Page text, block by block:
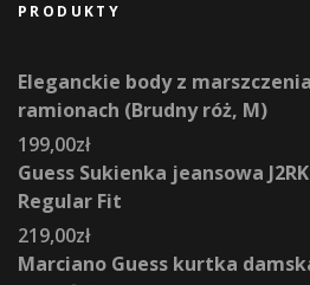
PRODUKTY
Eleganckie body z
ramionach (Brudny róż, M)
199,00zł
Guess Sukienka jeansowa
Regular Fit
219,00zł
Marciano Guess kurtka